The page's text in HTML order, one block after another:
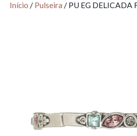
Início / Pulseira / PU EG DELICADA